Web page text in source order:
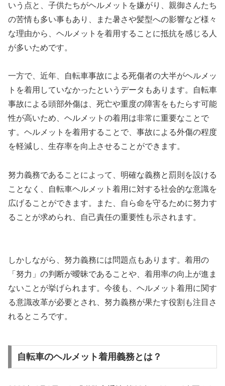
いう点と、子供たちがヘルメットを嫌がり、親御さんたち
の苦情も多い事もあり、また暑さや髪型への影響など様々
な理由から、ヘルメットを着用することに抵抗を感じる人
が多いためです。
一方で、近年、自転車事故による死傷者の大半がヘルメッ
トを着用していなかったというデータもあります。自転車
事故による頭部外傷は、死亡や重度の障害をもたらす可能
性が高いため、ヘルメットの着用は非常に重要なことで
す。ヘルメットを着用することで、事故による外傷の程度
を軽減し、生存率を向上させることができます。
努力義務であることによって、明確な義務と罰則を設ける
ことなく、自転車ヘルメット着用に対する社会的な意識を
広げることができます。また、自ら命を守るために努力す
ることが求められ、自己責任の重要性も示されます。
しかしながら、努力義務には問題点もあります。着用の
「努力」の判断が曖昧であることや、着用率の向上が進ま
ないことが挙げられます。今後も、ヘルメット着用に関す
る意識改革が必要とされ、努力義務が果たす役割も注目さ
れるところです。
自転車のヘルメット着用義務とは？